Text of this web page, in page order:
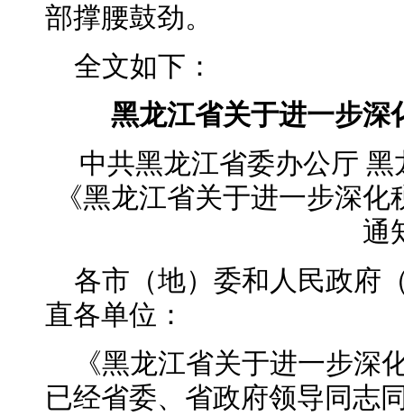
部撑腰鼓劲。
全文如下：
黑龙江省关于进一步深
中共黑龙江省委办公厅
《黑龙江省关于进一步深
通
各市（地）委和人民政府
直各单位：
《黑龙江省关于进一步深
已经省委、省政府领导同志